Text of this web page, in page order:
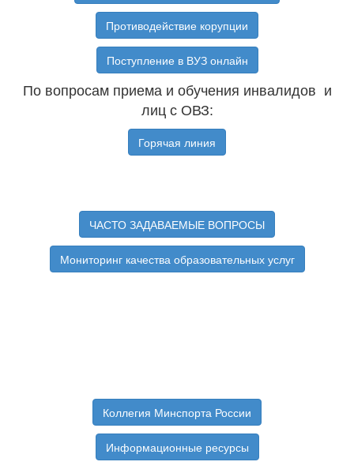
Противодействие корупции
Поступление в ВУЗ онлайн
По вопросам приема и обучения инвалидов и
лиц с ОВЗ:
Горячая линия
ЧАСТО ЗАДАВАЕМЫЕ ВОПРОСЫ
Мониторинг качества образовательных услуг
Коллегия Минспорта России
Информационные ресурсы